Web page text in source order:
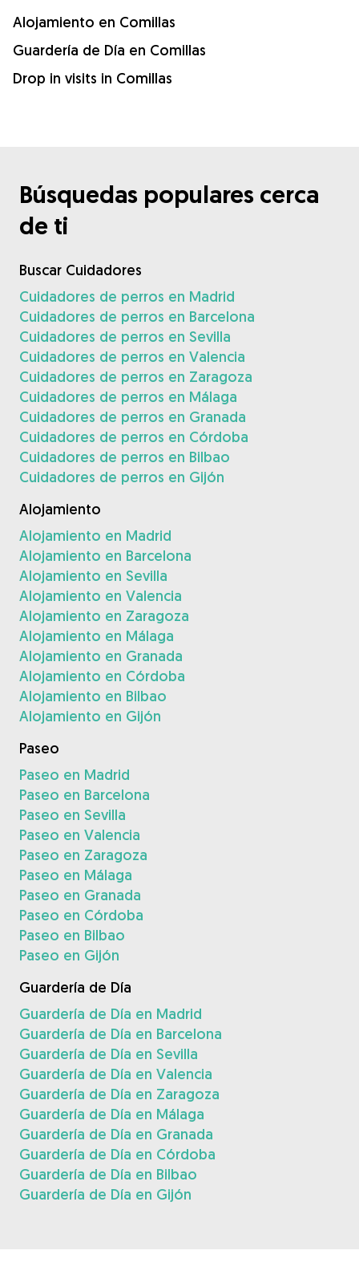
Alojamiento en Comillas
Guardería de Día en Comillas
Drop in visits in Comillas
Búsquedas populares cerca
de ti
Buscar Cuidadores
Cuidadores de perros en Madrid
Cuidadores de perros en Barcelona
Cuidadores de perros en Sevilla
Cuidadores de perros en Valencia
Cuidadores de perros en Zaragoza
Cuidadores de perros en Málaga
Cuidadores de perros en Granada
Cuidadores de perros en Córdoba
Cuidadores de perros en Bilbao
Cuidadores de perros en Gijón
Alojamiento
Alojamiento en Madrid
Alojamiento en Barcelona
Alojamiento en Sevilla
Alojamiento en Valencia
Alojamiento en Zaragoza
Alojamiento en Málaga
Alojamiento en Granada
Alojamiento en Córdoba
Alojamiento en Bilbao
Alojamiento en Gijón
Paseo
Paseo en Madrid
Paseo en Barcelona
Paseo en Sevilla
Paseo en Valencia
Paseo en Zaragoza
Paseo en Málaga
Paseo en Granada
Paseo en Córdoba
Paseo en Bilbao
Paseo en Gijón
Guardería de Día
Guardería de Día en Madrid
Guardería de Día en Barcelona
Guardería de Día en Sevilla
Guardería de Día en Valencia
Guardería de Día en Zaragoza
Guardería de Día en Málaga
Guardería de Día en Granada
Guardería de Día en Córdoba
Guardería de Día en Bilbao
Guardería de Día en Gijón